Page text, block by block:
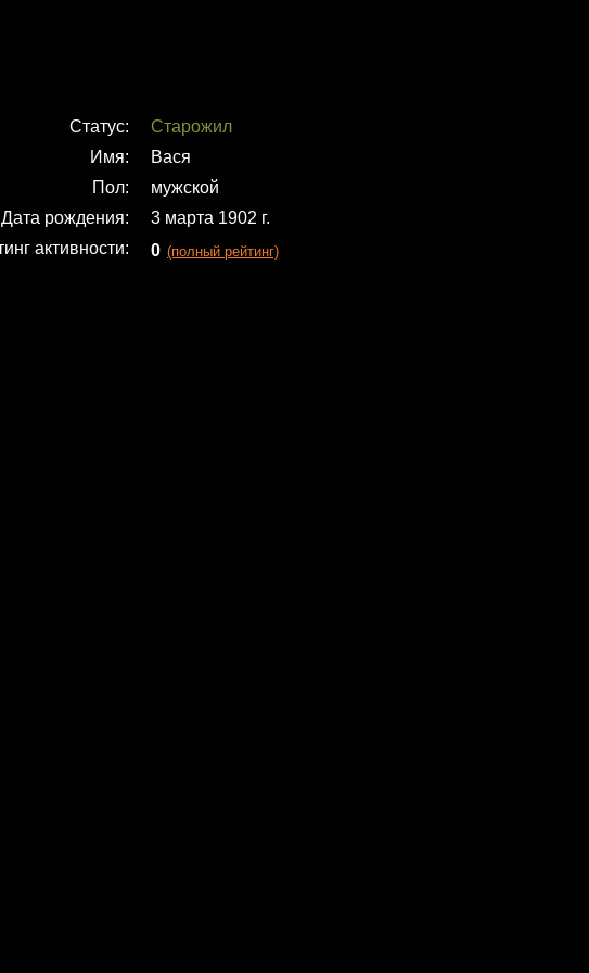
Статус
Старожил
Имя
Вася
Пол
мужской
Дата рождения
3 марта 1902 г.
активности
0 (полный рейтинг)